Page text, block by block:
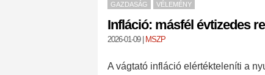
GAZDASÁG VÉLEMÉNY
Infláció: másfél évtizedes
2026-01-09| MSZP
A vágtató infláció elértékteleníti a